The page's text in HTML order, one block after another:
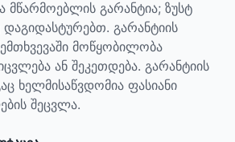
მწარმოებლის გარანტია; ზუსტ
დაგიდასტურებთ. გარანტიის
მოწყობილობა
ან შეკეთდება. გარანტიის
ხელმისაწვდომია ფასიანი
შეცვლა.